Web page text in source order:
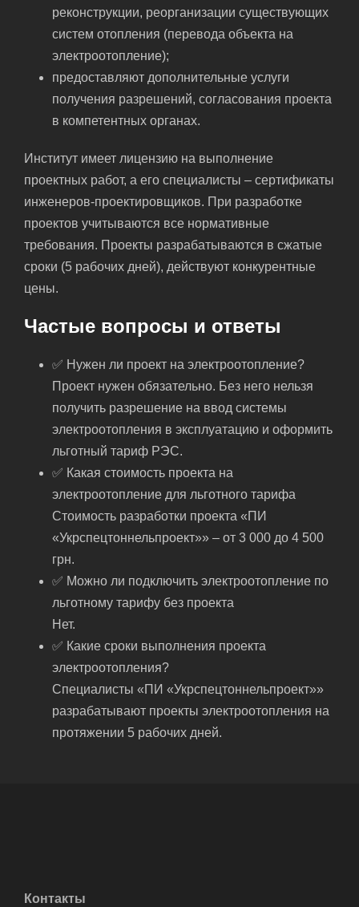
реконструкции, реорганизации существующих
систем отопления (перевода объекта на
электроотопление);
предоставляют дополнительные услуги
получения разрешений, согласования проекта
в компетентных органах.
Институт имеет лицензию на выполнение
проектных работ, а его специалисты – сертификаты
инженеров-проектировщиков. При разработке
проектов учитываются все нормативные
требования. Проекты разрабатываются в сжатые
сроки (5 рабочих дней), действуют конкурентные
цены.
Частые вопросы и ответы
✅ Нужен ли проект на электроотопление?
Проект нужен обязательно. Без него нельзя
получить разрешение на ввод системы
электроотопления в эксплуатацию и оформить
льготный тариф РЭС.
✅ Какая стоимость проекта на
электроотопление для льготного тарифа
Стоимость разработки проекта «ПИ
«Укрспецтоннельпроект»» – от 3 000 до 4 500
грн.
✅ Можно ли подключить электроотопление по
льготному тарифу без проекта
Нет.
✅ Какие сроки выполнения проекта
электроотопления?
Специалисты «ПИ «Укрспецтоннельпроект»»
разрабатывают проекты электроотопления на
протяжении 5 рабочих дней.
Контакты